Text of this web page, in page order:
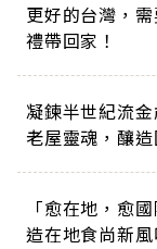
更好的台灣，
禮帶回家！
凝鍊半世紀流
老屋靈魂，釀
「愈在地，愈
造在地食尚新